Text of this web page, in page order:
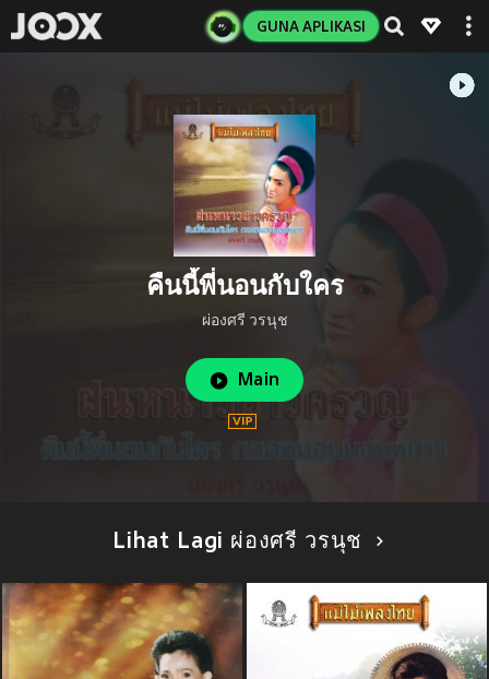
GUNA APLIKASI
คืนนี้พี่นอนกับใคร
ผ่องศรี วรนุช
Main
Lihat Lagi ผ่องศรี วรนุช